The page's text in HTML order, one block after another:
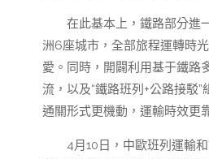
在此基本上，鐵路部分進
洲6座城市，全部旅程運轉時
愛。同時，開闢利用基于鐵路
流，以及“鐵路班列+公路接駁
通關形式更機動，運輸時效更
4月10日，中歐班列運輸